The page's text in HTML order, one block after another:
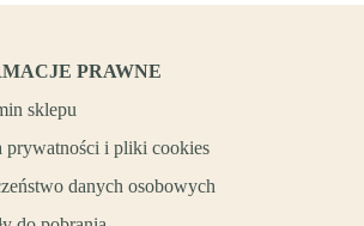
PRAWNE
sklepu
prywatności i pliki cookies
danych osobowych